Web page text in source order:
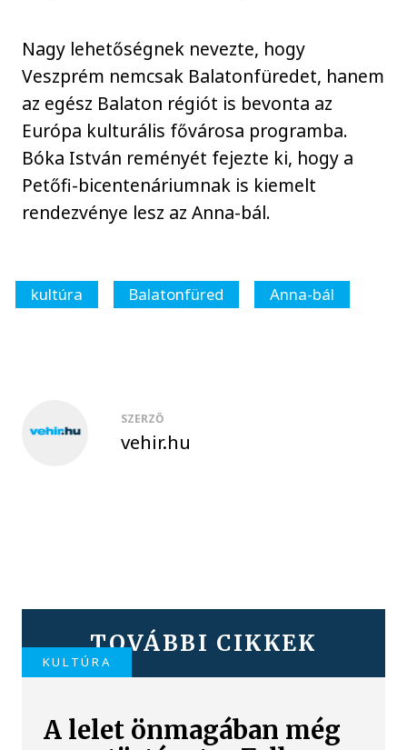
Nagy lehetőségnek nevezte, hogy
Veszprém nemcsak Balatonfüredet, hanem
az egész Balaton régiót is bevonta az
Európa kulturális fővárosa programba.
Bóka István reményét fejezte ki, hogy a
Petőfi-bicentenáriumnak is kiemelt
rendezvénye lesz az Anna-bál.
kultúra Balatonfüred Anna-bál
SZERZŐ
vehir.hu
TOVÁBBI CIKKEK
KULTÚRA
A lelet önmagában még